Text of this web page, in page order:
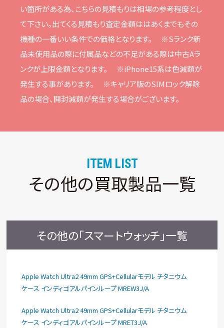
い箇所がある為、こちらの⾒積もりは相場の参考程度とし
て下さい。出てくる⾒積もり査定⾦額ははあくまでもその
機種の⼀番いい条件での価格となります。
※Sランク新
品未使⽤品の際に付属品などの不⾜がある際は中古Aラ
ンクが上限⾦額となります。
※iPhone15系は⾊減額が
発⽣する事があります。
※キャリア版のSIMロック解除
品の場合、開封減額が発⽣する場合がございます。
ITEM LIST
その他の買取製品一覧
その他の「スマートウォッチ」一覧
Apple Watch Ultra2 49mm GPS+Cellularモデル チタニウム
ケース インディゴアルパインループ MREW3J/A
Apple Watch Ultra2 49mm GPS+Cellularモデル チタニウム
ケース インディゴアルパインループ MRET3J/A